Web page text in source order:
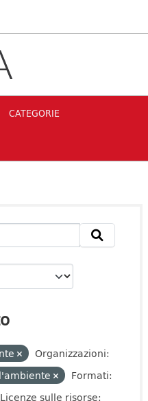
CATEGORIE
Organizzazioni:
Formati:
Licenze sulle risorse: